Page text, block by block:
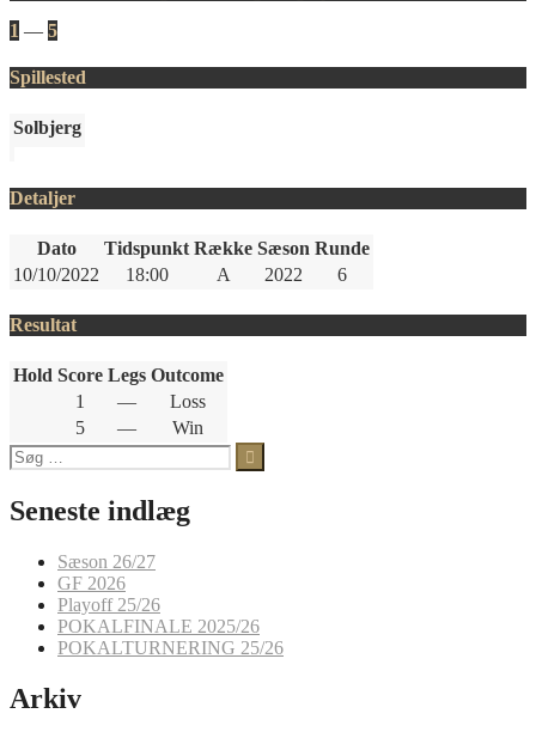
1 — 5
Spillested
Solbjerg
Detaljer
Dato Tidspunkt Række Sæson Runde
10/10/2022
18:00 A 2022 6
Resultat
Hold Score Legs Outcome
1
—
Loss
5
—
Win
Søg
efter:
Seneste indlæg
Sæson 26/27
GF 2026
Playoff 25/26
POKALFINALE 2025/26
POKALTURNERING 25/26
Arkiv